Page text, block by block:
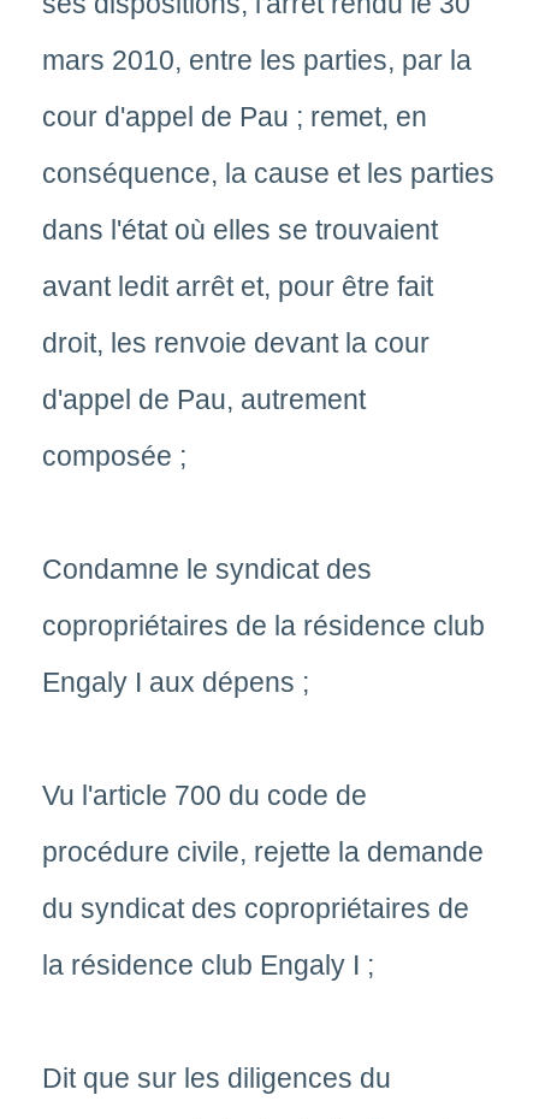
mars 2010, entre les parties, par la
cour d'appel de Pau ; remet, en
conséquence, la cause et les parties
dans l'état où elles se trouvaient
avant ledit arrêt et, pour être fait
droit, les renvoie devant la cour
d'appel de Pau, autrement
composée ;
Condamne le syndicat des
copropriétaires de la résidence club
Engaly I aux dépens ;
Vu l'article 700 du code de
procédure civile, rejette la demande
du syndicat des copropriétaires de
la résidence club Engaly I ;
Dit que sur les diligences du